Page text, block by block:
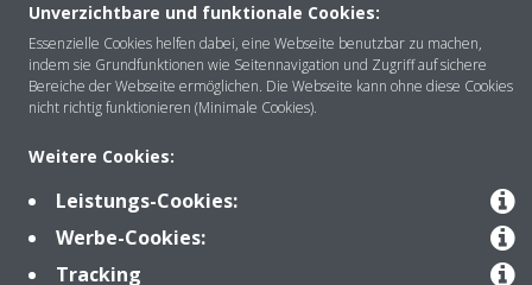
Über DAIKIN
Anwendungsbereiche
Kontakt
Unverzichtbare und funktionale Cookies:
Essenzielle Cookies helfen dabei, eine Webseite benutzbar zu machen,
indem sie Grundfunktionen wie Seitennavigation und Zugriff auf sichere
Bereiche der Webseite ermöglichen. Die Webseite kann ohne diese Cookies
nicht richtig funktionieren (Minimale Cookies).
Weitere Cookies:
Leistungs-Cookies:
Werbe-Cookies:
Tracking